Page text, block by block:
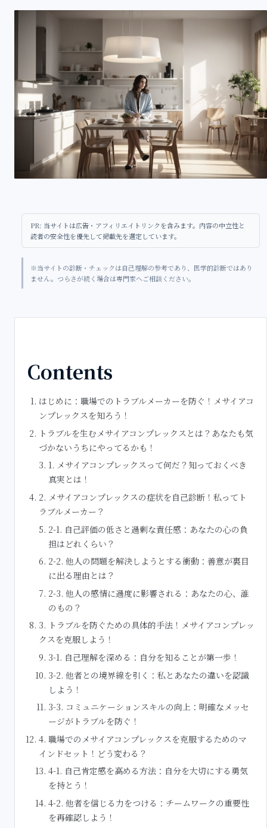
PR: 当サイトは広告・アフィリエイトリンクを含みます。内容の中立性と
読者の安全性を優先して掲載先を選定しています。
※当サイトの診断・チェックは自己理解の参考であり、医学的診断ではあり
ません。つらさが続く場合は専門家へご相談ください。
Contents
はじめに：職場でのトラブルメーカーを防ぐ！メサイアコ
ンプレックスを知ろう！
トラブルを生むメサイアコンプレックスとは？あなたも気
づかないうちにやってるかも！
1. メサイアコンプレックスって何だ？知っておくべき
真実とは！
2. メサイアコンプレックスの症状を自己診断！私ってト
ラブルメーカー？
2-1. 自己評価の低さと過剰な責任感：あなたの心の負
担はどれくらい？
2-2. 他人の問題を解決しようとする衝動：善意が裏目
に出る理由とは？
2-3. 他人の感情に過度に影響される：あなたの心、誰
のもの？
3. トラブルを防ぐための具体的手法！メサイアコンプレッ
クスを克服しよう！
3-1. 自己理解を深める：自分を知ることが第一歩！
3-2. 他者との境界線を引く：私とあなたの違いを認識
しよう！
3-3. コミュニケーションスキルの向上：明確なメッセ
ージがトラブルを防ぐ！
4. 職場でのメサイアコンプレックスを克服するためのマ
インドセット！どう変わる？
4-1. 自己肯定感を高める方法：自分を大切にする勇気
を持とう！
4-2. 他者を信じる力をつける：チームワークの重要性
を再確認しよう！